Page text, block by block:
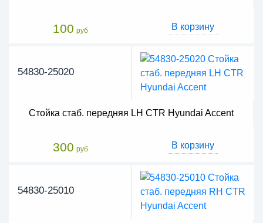
100 руб В корзину
54830-25020
Стойка стаб. передняя LH CTR Hyundai Accent
300 руб В корзину
54830-25010